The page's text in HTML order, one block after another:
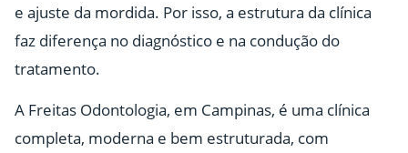
e ajuste da mordida. Por isso, a estrutura da clínica
faz diferença no diagnóstico e na condução do
tratamento.
A Freitas Odontologia, em Campinas, é uma clínica
completa, moderna e bem estruturada, com